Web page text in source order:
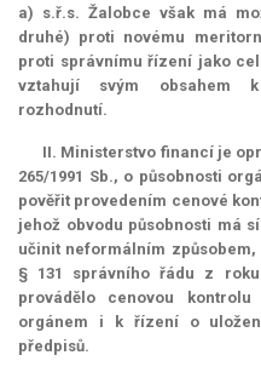
a) s.ř.s. Žalobce však má
druhé) proti novému
proti správnímu řízení jako
vztahují svým obsahem k
rozhodnutí.
II. Ministerstvo financí je
265/1991 Sb., o působnosti
pověřit provedením cenové
jehož obvodu působnosti má
učinit neformálním
§ 131 správního řádu z
provádělo cenovou
orgánem i k řízení o
předpisů.